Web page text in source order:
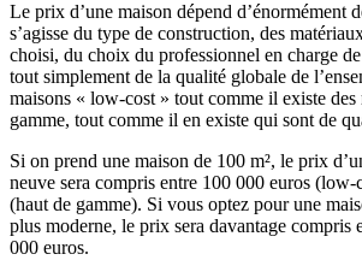
Le prix d’une maison dépend d’énormément
s’agisse du type de construction, des
choisi, du choix du professionnel en charge
tout simplement de la qualité globale de
maisons « low-cost » tout comme il existe des
gamme, tout comme il en existe qui sont de
Si on prend une maison de 100 m², le prix
neuve sera compris entre 100 000 euros (low-
(haut de gamme). Si vous optez pour une
plus moderne, le prix sera davantage compris
000 euros.